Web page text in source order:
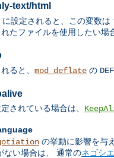
text/html
に設定されると、この変数は
たファイルを使用したい
ると、 mod_deflate の
されている場合は、
の挙動に影響を与
ない場合は、 通常のネゴシ